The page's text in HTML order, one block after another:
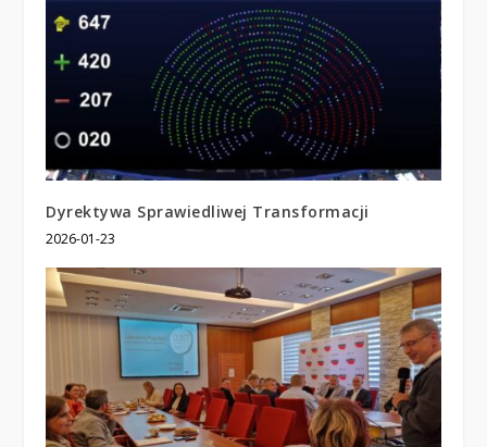
Dyrektywa Sprawiedliwej Transformacji
2026-01-23